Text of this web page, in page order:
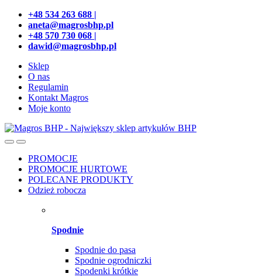
Przejdź
nawigacji
Przeskocz
treści
+48 534 263 688 |
aneta@magrosbhp.pl
+48 570 730 068 |
dawid@magrosbhp.pl
Sklep
O nas
Regulamin
Kontakt Magros
Moje konto
PROMOCJE
PROMOCJE HURTOWE
POLECANE PRODUKTY
Odzież robocza
Spodnie
Spodnie do pasa
Spodnie ogrodniczki
Spodenki krótkie